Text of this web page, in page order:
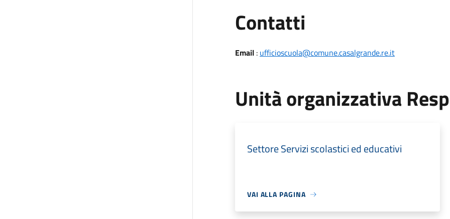
Contatti
Email: ufficioscuola@comune.casalgrande.re.it
Unità organizzativa
Settore Servizi scolastici ed educativi
VAI ALLA PAGINA